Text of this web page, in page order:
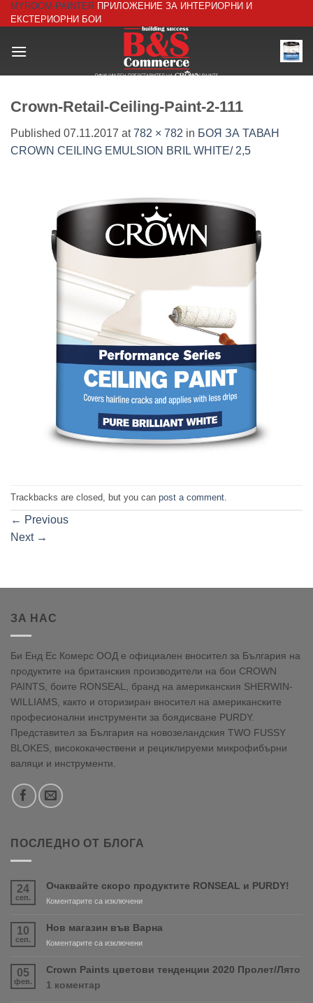
Skip
to
MYROOM-PAINTER ПРИЛОЖЕНИЕ ЗА ИНТЕРИОРНИ И
ЕКСТЕРИОРНИ БОИ
Crown-Retail-Ceiling-Paint-2-111
Published 07.11.2017 at782 × 782 in БОЯ ЗА ТАВАН
CROWN CEILING EMULSION BRIL WHITE/ 2,5
Trackbacks are closed, but you can post a comment
← Previous
Next →
ЗА НАС
Би Енд Ес Комерс ООД е официален вносител за България на
продуктите на британския производители на бои CROWN
PAINTS, боите RONSEAL, бранд на американския SHERWIN-
WILLIAMS, както и оторизиран вносител на американските
професионални инструменти за боядисване PURDY.
Представител за България на новозеландския TWO FUSSY
BLOKES, висококачествени и рециклируеми микрофибърни
валяци и инструменти.
ПОСЛЕДНО ОТ БЛОГА
24
сеп.
Очаквайте скоро продуктите RONSEAL и PURDY!
Коментарите са изключениза
продуктите
RONSEAL
PURDY!
10
сеп.
Нов магазин във Варна
Коментарите са изключениза
05
фев.
Crown Paints цветови тенденции 2020 Пролет/Лято
1 коментар